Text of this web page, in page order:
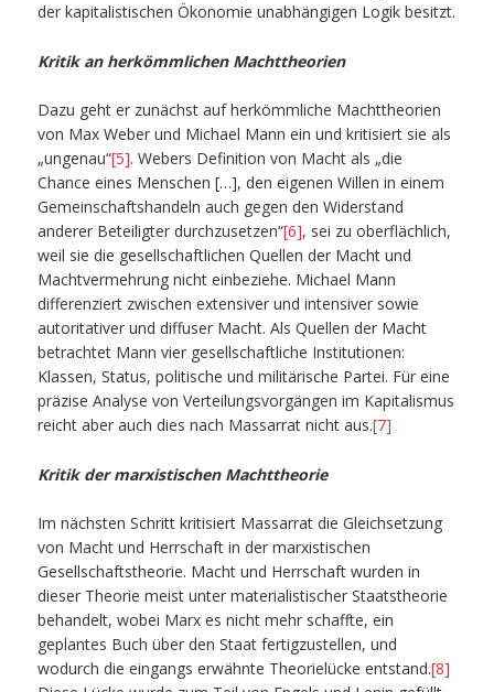
der kapitalistischen Ökonomie unabhängigen Logik besitzt.
Kritik an herkömmlichen Machttheorien
Dazu geht er zunächst auf herkömmliche Machttheorien
von Max Weber und Michael Mann ein und kritisiert sie als
„ungenau“[5]. Webers Definition von Macht als „die
Chance eines Menschen […], den eigenen Willen in einem
Gemeinschaftshandeln auch gegen den Widerstand
anderer Beteiligter durchzusetzen“[6], sei zu oberflächlich,
weil sie die gesellschaftlichen Quellen der Macht und
Machtvermehrung nicht einbeziehe. Michael Mann
differenziert zwischen extensiver und intensiver sowie
autoritativer und diffuser Macht. Als Quellen der Macht
betrachtet Mann vier gesellschaftliche Institutionen:
Klassen, Status, politische und militärische Partei. Für eine
präzise Analyse von Verteilungsvorgängen im Kapitalismus
reicht aber auch dies nach Massarrat nicht aus.[7]
Kritik der marxistischen Machttheorie
Im nächsten Schritt kritisiert Massarrat die Gleichsetzung
von Macht und Herrschaft in der marxistischen
Gesellschaftstheorie. Macht und Herrschaft wurden in
dieser Theorie meist unter materialistischer Staatstheorie
behandelt, wobei Marx es nicht mehr schaffte, ein
geplantes Buch über den Staat fertigzustellen, und
wodurch die eingangs erwähnte Theorielücke entstand.[8]